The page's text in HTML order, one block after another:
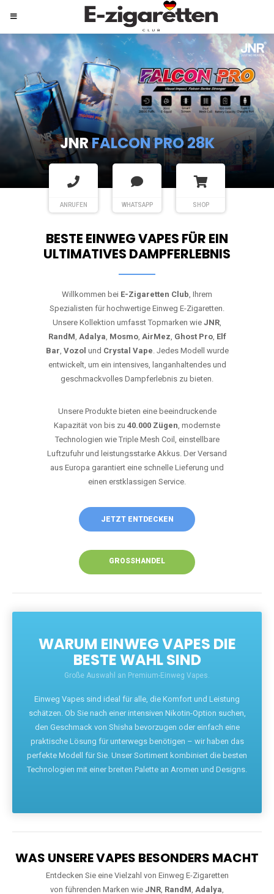
JNRSHISHA HOOKAH MAX
ANRUFEN WHATSAPP SHOP
BESTE EINWEG VAPES FÜR EIN
ULTIMATIVES DAMPFERLEBNIS
Willkommen bei E-Zigaretten Club, Ihrem
Spezialisten für hochwertige Einweg E-Zigaretten.
Unsere Kollektion umfasst Topmarken wie JNR,
RandM, Adalya, Mosmo, AirMez, Ghost Pro, Elf
Bar, Vozol und Crystal Vape. Jedes Modell wurde
entwickelt, um ein intensives, langanhaltendes und
geschmackvolles Dampferlebnis zu bieten.
Unsere Produkte bieten eine beeindruckende
Kapazität von bis zu 40.000 Zügen, modernste
Technologien wie Triple Mesh Coil, einstellbare
Luftzufuhr und leistungsstarke Akkus. Der Versand
aus Europa garantiert eine schnelle Lieferung und
einen erstklassigen Service.
JETZT ENTDECKEN
GROSSHANDEL
WARUM EINWEG VAPES DIE
BESTE WAHL SIND
Große Auswahl an Premium-Einweg Vapes.
Einweg Vapes sind ideal für alle, die Komfort und Leistung
schätzen. Ob Sie nach einer intensiven Nikotin-Option suchen,
den Geschmack von Shisha bevorzugen oder einfach eine
praktische Lösung für unterwegs benötigen – wir haben das
perfekte Modell für Sie. Unser Sortiment kombiniert die besten
Technologien mit einer breiten Palette an Aromen und Designs.
WAS UNSERE VAPES BESONDERS MACHT
Entdecken Sie eine Vielzahl von Einweg E-Zigaretten
von führenden Marken wie JNR, RandM, Adalya,